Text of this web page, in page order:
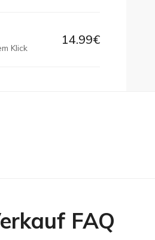
Klick
14.99€
FAQ